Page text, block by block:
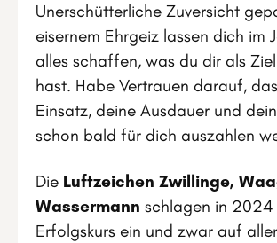
Unerschütterliche Zuversicht
eisernem Ehrgeiz lassen dich im
alles schaffen, was du dir als
hast. Habe Vertrauen darauf,
Einsatz, deine Ausdauer und
schon bald für dich auszahlen
Die Luftzeichen Zwillinge,
Wassermann schlagen in 2024
Erfolgskurs ein und zwar auf